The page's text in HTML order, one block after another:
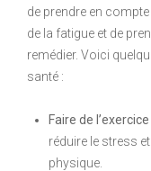
de prendre en
de la fatigue et de
remédier. Voici
santé :
Faire de
réduire le stress
physique.